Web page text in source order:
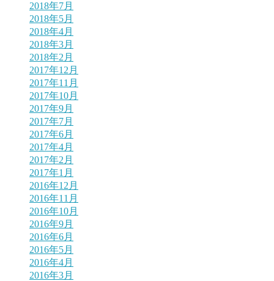
2018年7月
2018年5月
2018年4月
2018年3月
2018年2月
2017年12月
2017年11月
2017年10月
2017年9月
2017年7月
2017年6月
2017年4月
2017年2月
2017年1月
2016年12月
2016年11月
2016年10月
2016年9月
2016年6月
2016年5月
2016年4月
2016年3月